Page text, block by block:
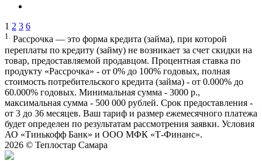
1 2 3 6
1. Рассрочка — это форма кредита (займа), при которой
переплаты по кредиту (займу) не возникает за счет скидки на
товар, предоставляемой продавцом. Процентная ставка по
продукту «Рассрочка» - от 0% до 100% годовых, полная
стоимость потребительского кредита (займа) - от 0.000% до
60.000% годовых. Минимальная сумма - 3000 р.,
максимальная сумма - 500 000 рублей. Срок предоставления -
от 3 до 36 месяцев. Ваш тариф и размер ежемесячного платежа
будет определен по результатам рассмотрения заявки. Условия
АО «Тинькофф Банк» и ООО МФК «Т-Финанс».
2026 © Теплостар Самара